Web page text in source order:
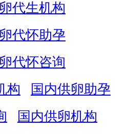
代生机构
代怀助孕
代怀咨询
构
国内供卵助孕
国内供卵机构